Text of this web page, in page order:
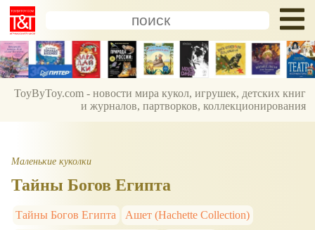
ToyByToy.com - новости мира кукол, игрушек, детских книг
и журналов, партворков, коллекционирования
Маленькие куколки
Тайны Богов Египта
Тайны Богов Египта
Ашет (Hachette Collection)